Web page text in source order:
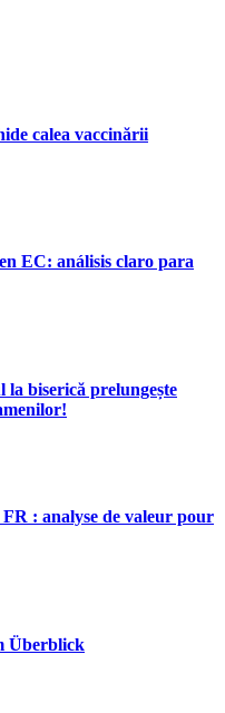
calea vaccinării
EC: análisis claro para
la biserică prelungește
: analyse de valeur pour
Überblick